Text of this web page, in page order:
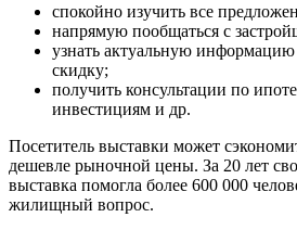
спокойно изучить все
напрямую пообщаться с
узнать актуальную
скидку;
получить консультации по
инвестициям и др.
Посетитель выставки может
дешевле рыночной цены. За 20 лет
выставка помогла более 600 000
жилищный вопрос.